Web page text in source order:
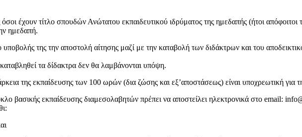
έχουν τίτλο σπουδών Ανώτατου εκπαιδευτικού ιδρύματος της ημεδαπής (ήτοι
ημεδαπή.
της την αποστολή αίτησης μαζί με την καταβολή των διδάκτρων και του
τα δίδακτρα δεν θα λαμβάνονται υπόψη.
της εκπαίδευσης των 100 ωρών (δια ζώσης και εξ’αποστάσεως) είναι υποχρεωτική για
βασικής εκπαίδευσης διαμεσολαβητών πρέπει να αποστείλει ηλεκτρονικά στο email: